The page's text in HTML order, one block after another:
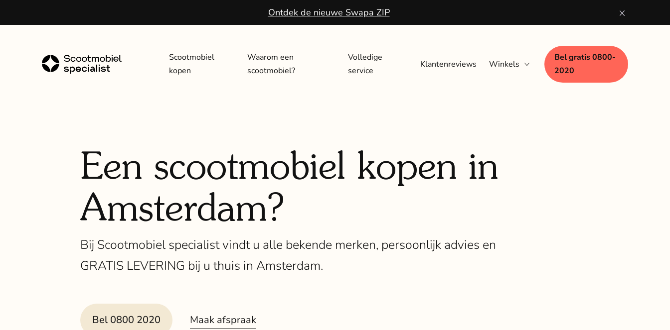
Ontdek de nieuwe Swapa ZIP
Scootmobiel
kopen
Waarom een
scootmobiel?
Volledige
service
Klantenreviews
Winkels
Zaandam
Bekijk alle winkels
Bel gratis 0800-
2020
Een scootmobiel kopen in
Amsterdam?
Bij Scootmobiel specialist vindt u alle bekende merken, persoonlijk advies en
GRATIS LEVERING bij u thuis in Amsterdam.
Bel 0800 2020 Maak afspraak